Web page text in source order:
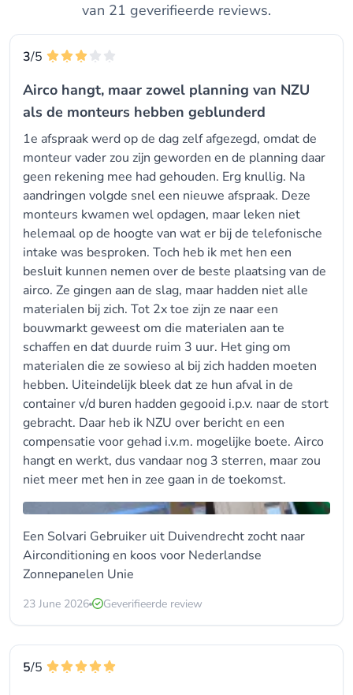
van 21 geverifieerde reviews.
3/5
Airco hangt, maar zowel planning van NZU
als de monteurs hebben geblunderd
1e afspraak werd op de dag zelf afgezegd, omdat de
monteur vader zou zijn geworden en de planning daar
geen rekening mee had gehouden. Erg knullig. Na
aandringen volgde snel een nieuwe afspraak. Deze
monteurs kwamen wel opdagen, maar leken niet
helemaal op de hoogte van wat er bij de telefonische
intake was besproken. Toch heb ik met hen een
besluit kunnen nemen over de beste plaatsing van de
airco. Ze gingen aan de slag, maar hadden niet alle
materialen bij zich. Tot 2x toe zijn ze naar een
bouwmarkt geweest om die materialen aan te
schaffen en dat duurde ruim 3 uur. Het ging om
materialen die ze sowieso al bij zich hadden moeten
hebben. Uiteindelijk bleek dat ze hun afval in de
container v/d buren hadden gegooid i.p.v. naar de stort
gebracht. Daar heb ik NZU over bericht en een
compensatie voor gehad i.v.m. mogelijke boete. Airco
hangt en werkt, dus vandaar nog 3 sterren, maar zou
niet meer met hen in zee gaan in de toekomst.
Een Solvari Gebruiker uit Duivendrecht zocht naar
Airconditioning en koos voor Nederlandse
Zonnepanelen Unie
23 June 2026 Geverifieerde review
5/5